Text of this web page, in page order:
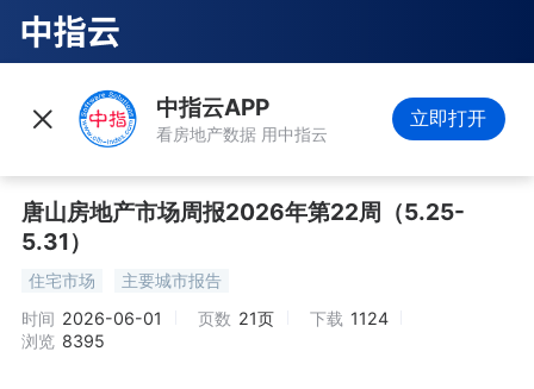
中指云APP
看房地产数据 用中指云
立即打开
唐山房地产市场周报2026年第22周（5.25-
5.31）
住宅市场
主要城市报告
时间 2026-06-01 页数 21页 下载 1124
浏览 8395